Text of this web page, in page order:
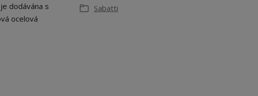
dodávána s
ocelová
Sabatti